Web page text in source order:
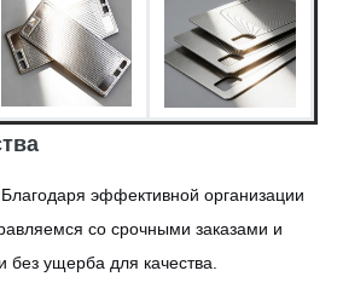
Благодаря эффективной организации
со срочными заказами и
ущерба для качества.